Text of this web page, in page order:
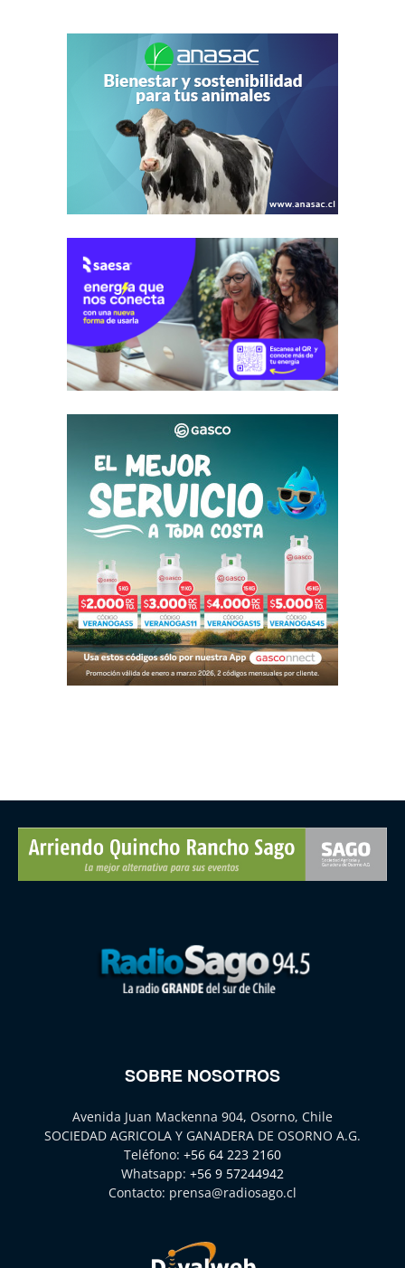
SOBRE NOSOTROS
Avenida Juan Mackenna 904, Osorno, Chile
SOCIEDAD AGRICOLA Y GANADERA DE OSORNO A.G.
Teléfono: +56 64 223 2160
Whatsapp: +56 9 57244942
Contacto: prensa@radiosago.cl